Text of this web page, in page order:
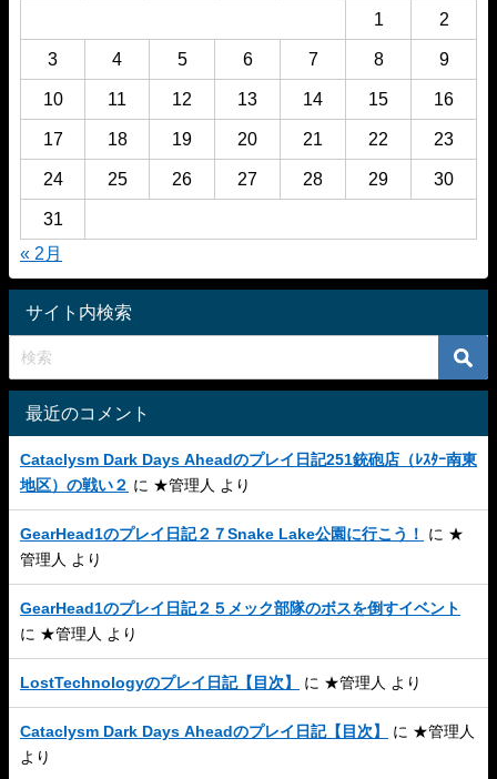
1 2
3 4 5 6 7 8 9
10 11 12 13 14 15 16
17 18 19 20 21 22 23
24 25 26 27 28 29 30
31
« 2月
サイト内検索
最近のコメント
Cataclysm Dark Days Aheadのプレイ日記251銃砲店（ﾚｽﾀｰ南東
地区）の戦い２ に ★管理人 より
GearHead1のプレイ日記２７Snake Lake公園に行こう！ に ★
管理人
より
GearHead1のプレイ日記２５メック部隊のボスを倒すイベント
に ★管理人 より
LostTechnologyのプレイ日記【目次】 に ★管理人 より
Cataclysm Dark Days Aheadのプレイ日記【目次】 に ★管理人
より